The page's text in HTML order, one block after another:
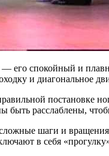
его спокойный и
и диагональное
постановке
расслаблены,
шаги и
в себя